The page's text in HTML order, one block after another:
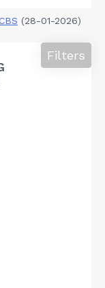
(28-01-2026)
Filters